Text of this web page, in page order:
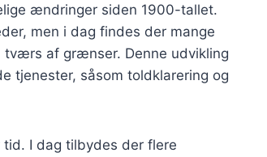
ændringer siden 1900-tallet.
men i dag findes der mange
tværs af grænser. Denne udvikling
tjenester, såsom toldklarering og
I dag tilbydes der flere